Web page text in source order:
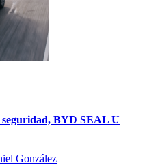
BYD SEAL U
González